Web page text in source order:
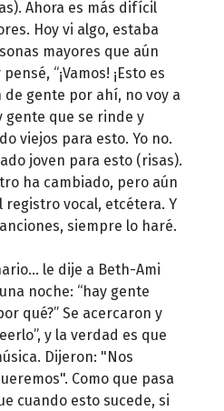
Ahora es más difícil
Hoy vi algo, estaba
mayores que aún
“¡Vamos! ¡Esto es
de gente por ahí, no voy a
gente que se rinde y
viejos para esto. Yo no.
joven para esto (risas).
ha cambiado, pero aún
registro vocal, etcétera. Y
siempre lo haré.
le dije a Beth-Ami
noche: “hay gente
qué?” Se acercaron y
y la verdad es que
Dijeron: "Nos
Como que pasa
cuando esto sucede, si